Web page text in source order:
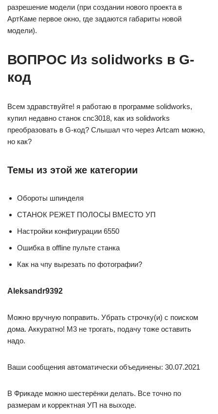
разрешение модели (при создании нового проекта в
АртКаме первое окно, где задаются габариты новой
модели).
ВОПРОС Из solidworks в G-
код
Всем здравствуйте! я работаю в программе solidworks,
купил недавно станок cnc3018, как из solidworks
преобразовать в G-код? Слышал что через Artcam можно,
но как?
Темы из этой же категории
Обороты шпинделя
СТАНОК РЕЖЕТ ПОЛОСЫ ВМЕСТО УП
Настройки конфигурации 6550
Ошибка в offline пульте станка
Как на чпу вырезать по фотографии?
Aleksandr9392
Можно вручную поправить. Убрать строчку(и) с поиском
дома. Аккуратно! М3 не трогать, подачу тоже оставить
надо.
Ваши сообщения автоматически объединены: 30.07.2021
В Фрикаде можно шестерёнки делать. Все точно по
размерам и корректная УП на выходе.